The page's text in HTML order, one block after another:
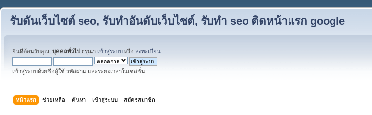
รับดันเว็บไซต์ seo, รับทำอันดับเว็บไซต์, รับทำ seo ติดหน้าแรก google
ยินดีต้อนรับคุณ, บุคคลทั่วไป กรุณา เข้าสู่ระบบ หรือ ลงทะเบียน
เข้าสู่ระบบด้วยชื่อผู้ใช้ รหัสผ่าน และระยะเวลาในเซสชั่น
หน้าแรก ช่วยเหลือ ค้นหา เข้าสู่ระบบ สมัครสมาชิก